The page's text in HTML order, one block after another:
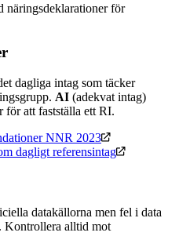
näringsdeklarationer för
dagliga intag som täcker
AI (adekvat intag)
för att fastställa ett RI.
NNR 2023
dagligt referensintag
datakällorna men fel i data
Kontrollera alltid mot